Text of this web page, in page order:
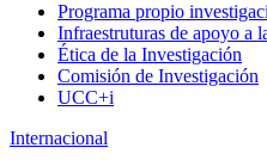
Programa propio
Infraestruturas de apoyo a
Ética de la Investigación
Comisión de Investigación
UCC+i
Internacional